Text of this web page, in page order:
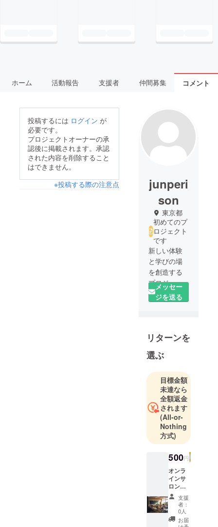
ホーム 活動報告 支援者 仲間募集 コメント
投稿するには ログイン が
必要です。
プロジェクトオーナーの承
認後に掲載されます。承認
された内容を削除すること
はできません。
※投稿する際の注意点
junperi
son
東京都
初めてのプ
ロジェクト
です
新しい体験
と学びの場
を創造する
プロジェク
トプラン
ナーです。
て！
歴史を学ぶ
を持ち、多
様な価値観
を尊重した
社会を目指
して活動し
ています。
これまで
に、国内外
画や情報発
信に携わ
り、人々が
「知る喜
び」や「体
メッセー
ジを送る
リターンを
選ぶ
目標金額
未達なら
全額返金
されます
(All-or-
Nothing
方式)
500円
オンラ
インサ
ロン
（アプ
リ内
容、デ
ザイン
につい
支援
者：
0人
お届